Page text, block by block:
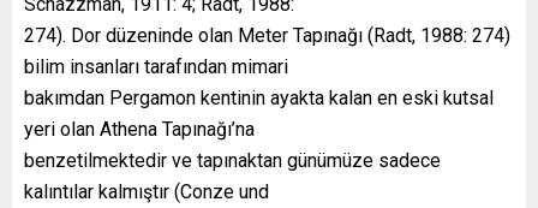
274). Dor düzeninde olan Meter Tapınağı (Radt, 1988: 274)
bilim insanları tarafından mimari
bakımdan Pergamon kentinin ayakta kalan en eski kutsal
yeri olan Athena Tapınağı’na
benzetilmektedir ve tapınaktan günümüze sadece
kalıntılar kalmıştır (Conze und